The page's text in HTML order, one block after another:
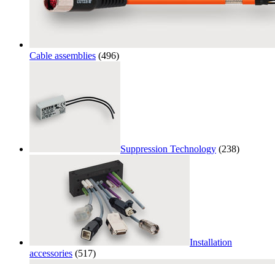
Cable assemblies (496)
Suppression Technology (238)
Installation
accessories (517)